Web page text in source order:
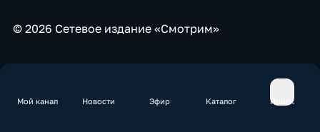
Мой канал Новости Эфир Каталог Поиск
© 2026 Сетевое издание «Смотрим»